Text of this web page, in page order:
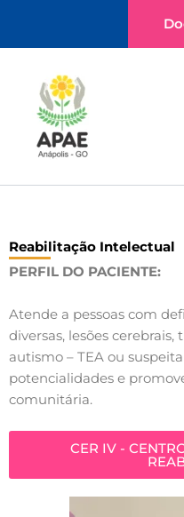
o
conteúdo
Reabilitação Intelectual
PERFIL DO PACIENTE:
Atende a pessoas com
diversas, lesões
autismo – TEA ou
potencialidades e
comunitária.
CER IV -